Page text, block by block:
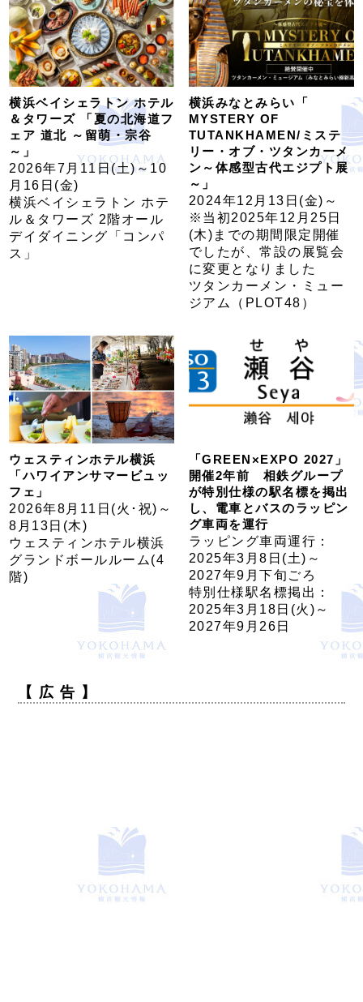
横浜ベイシェラトン ホテル
＆タワーズ 「夏の北海道フ
ェア 道北 ～留萌・宗谷
～」
2026年7月11日(土)～10
月16日(金)
横浜ベイシェラトン ホテ
ル＆タワーズ 2階オール
デイダイニング「コンパ
ス」
横浜みなとみらい「
MYSTERY OF
TUTANKHAMEN/ミステ
リー・オブ・ツタンカーメ
ン～体感型古代エジプト展
～」
2024年12月13日(金)～
※当初2025年12月25日
(木)までの期間限定開催
でしたが、常設の展覧会
に変更となりました
ツタンカーメン・ミュー
ジアム（PLOT48）
ウェスティンホテル横浜
「ハワイアンサマービュッ
フェ」
2026年8月11日(火･祝)～
8月13日(木)
ウェスティンホテル横浜
グランドボールルーム(4
階)
「GREEN×EXPO 2027」
開催2年前 相鉄グループ
が特別仕様の駅名標を掲出
し、電車とバスのラッピン
グ車両を運行
ラッピング車両運行：
2025年3月8日(土)～
2027年9月下旬ごろ
特別仕様駅名標掲出：
2025年3月18日(火)～
2027年9月26日
【 広 告 】